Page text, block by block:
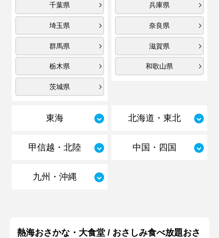
千葉県
埼玉県
群馬県
栃木県
茨城県
兵庫県
奈良県
滋賀県
和歌山県
東海 北海道・東北
甲信越・北陸 中国・四国
九州・沖縄
熱海おさかな・大食堂 / おさしみ食べ放題おさ